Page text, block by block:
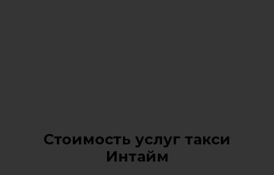
Стоимость услуг такси
Интайм